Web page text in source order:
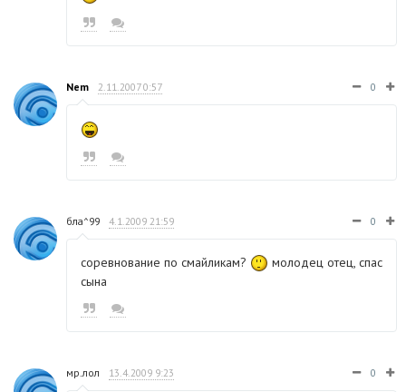
Nem 2.11.2007 0:57 0
бла^99 4.1.2009 21:59 0
соревнование по смайликам?
молодец отец, спас
сына
мр.лол 13.4.2009 9:23 0